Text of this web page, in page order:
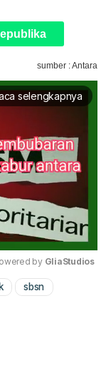
sumber : Antara
selengkapnya
Mute
by GliaStudios
sbsn